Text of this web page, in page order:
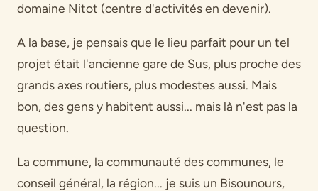
domaine Nitot (centre d'activités en devenir).
A la base, je pensais que le lieu parfait pour un tel
projet était l'ancienne gare de Sus, plus proche des
grands axes routiers, plus modestes aussi. Mais
bon, des gens y habitent aussi... mais là n'est pas la
question.
La commune, la communauté des communes, le
conseil général, la région... je suis un Bisounours,